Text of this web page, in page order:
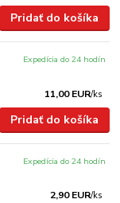
Pridať do košíka
11,00 EUR/ks
Expedícia do 24 hodín
Pridať do košíka
2,90 EUR/ks
Expedícia do 24 hodín